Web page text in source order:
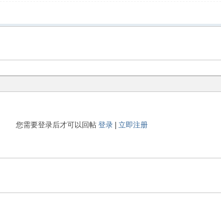
您需要登录后才可以回帖 登录| 立即注册